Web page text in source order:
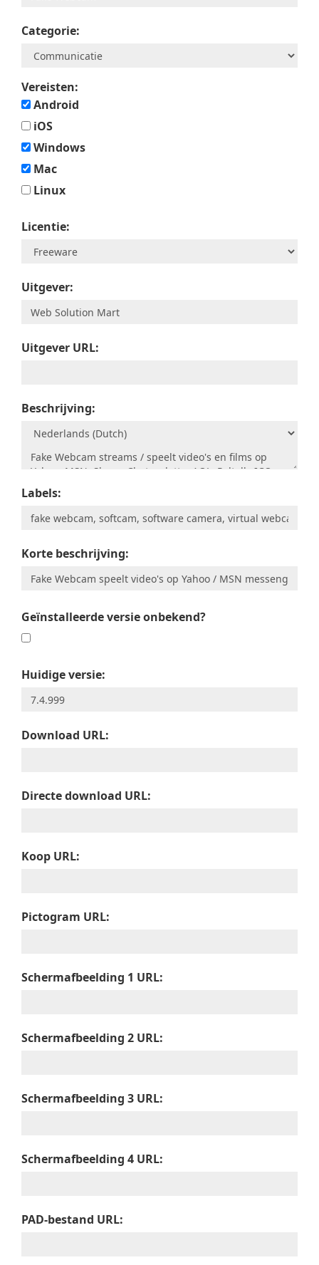
Categorie:
Vereisten:
Android
iOS
Windows
Mac
Linux
Licentie:
Uitgever:
Uitgever URL:
Beschrijving:
Labels:
Korte beschrijving:
Geïnstalleerde versie onbekend?
Huidige versie:
Download URL:
Directe download URL:
Koop URL:
Pictogram URL:
Schermafbeelding 1 URL:
Schermafbeelding 2 URL:
Schermafbeelding 3 URL:
Schermafbeelding 4 URL:
PAD-bestand URL: